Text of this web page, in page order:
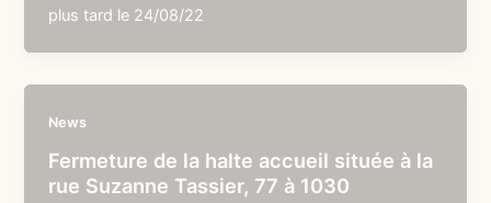
plus tard le 24/08/22
News
Fermeture de la halte accueil située à la
rue Suzanne Tassier, 77 à 1030